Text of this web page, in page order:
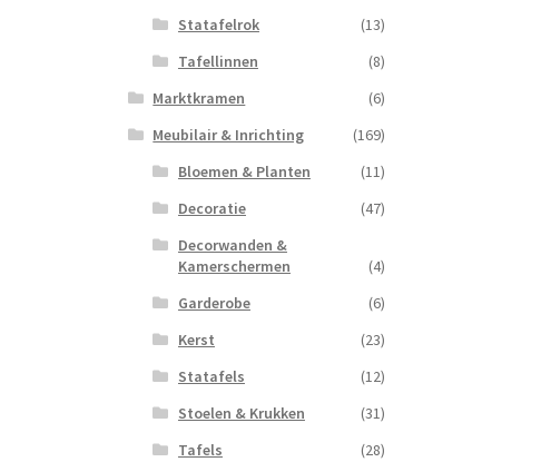
Statafelrok
(13)
Tafellinnen
(8)
Marktkramen
(6)
Meubilair & Inrichting
(169)
Bloemen & Planten
(11)
Decoratie
(47)
Decorwanden &
Kamerschermen
(4)
Garderobe
(6)
Kerst
(23)
Statafels
(12)
Stoelen & Krukken
(31)
Tafels
(28)